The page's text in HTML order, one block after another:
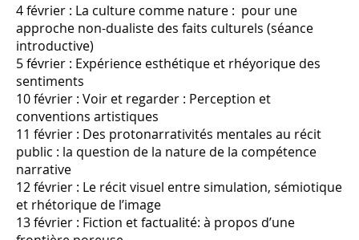
4 février : La culture comme nature : pour une
approche non-dualiste des faits culturels (séance
introductive)
5 février : Expérience esthétique et rhéyorique des
sentiments
10 février : Voir et regarder : Perception et
conventions artistiques
11 février : Des protonarrativités mentales au récit
public : la question de la nature de la compétence
narrative
12 février : Le récit visuel entre simulation, sémiotique
et rhétorique de l’image
13 février : Fiction et factualité: à propos d’une